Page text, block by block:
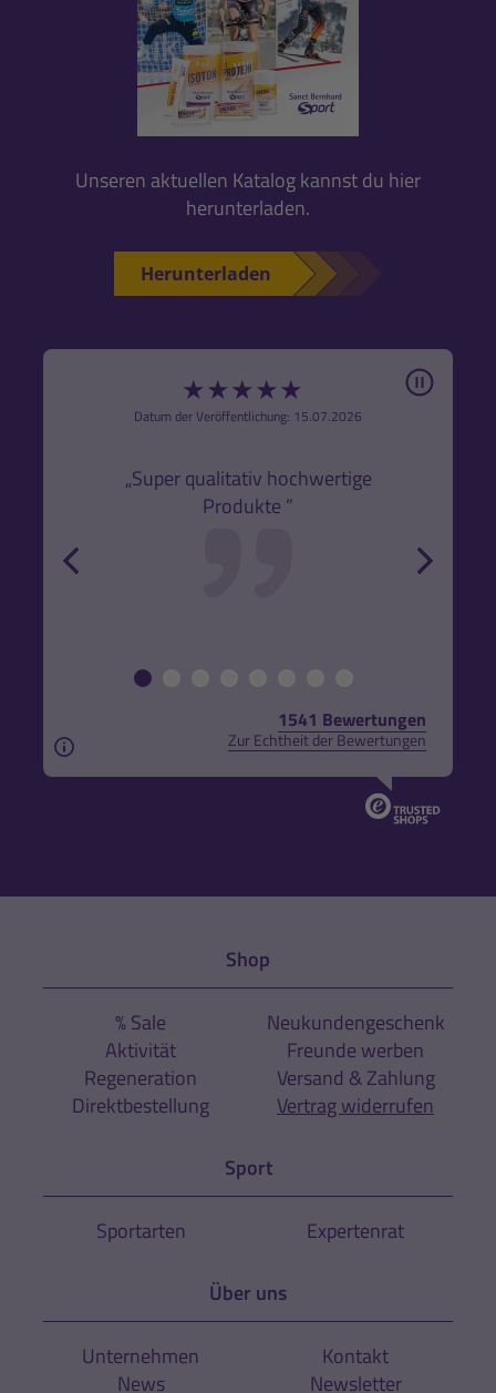
Unseren aktuellen Katalog kannst du hier
herunterladen.
Herunterladen
★★★★★
Datum der Veröffentlichung: 15.07.2026
„Super qualitativ hochwertige
Produkte ”
Pause
1541 Bewertungen
Zur Echtheit der Bewertungen
Aus rechtlichen Gründen weisen wir darauf hin,
Shop
% Sale
Aktivität
Regeneration
Direktbestellung
Neukundengeschenk
Freunde werben
Versand & Zahlung
Vertrag widerrufen
Sport
Sportarten Expertenrat
Über uns
Unternehmen
News
Kontakt
Newsletter